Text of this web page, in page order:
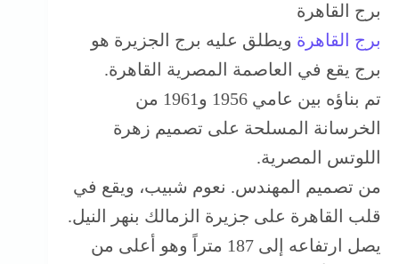
برج القاهرة
برج القاهرة ويطلق عليه برج الجزيرة هو
برج يقع في العاصمة المصرية القاهرة.
تم بناؤه بين عامي 1956 و1961 من
الخرسانة المسلحة على تصميم زهرة
اللوتس المصرية.
من تصميم المهندس. نعوم شبيب، ويقع في
قلب القاهرة على جزيرة الزمالك بنهر النيل.
يصل ارتفاعه إلى 187 متراً وهو أعلى من